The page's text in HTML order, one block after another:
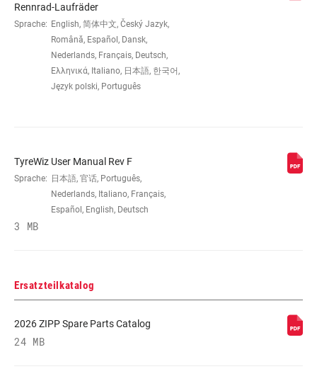
SPEICHENLÄNGE
DS
SPEICHENLÄNGE
n/a
Rennrad-Laufräder
Sprache: English, 简体中文, Český Jazyk,
Română, Español, Dansk,
Nederlands, Français, Deutsch,
Ελληνικά, Italiano, 日本語, 한국어,
Język polski, Português
TyreWiz User Manual Rev F
Sprache: 日本語, 官话, Português,
Nederlands, Italiano, Français,
Español, English, Deutsch
3 MB
Ersatzteilkatalog
2026 ZIPP Spare Parts Catalog
24 MB